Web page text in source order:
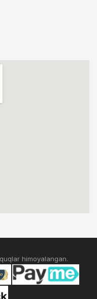
himoyalangan.